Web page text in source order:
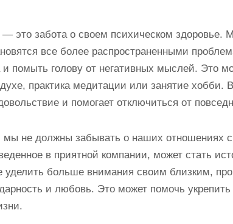
— это забота о своем психическом здоровье.
все более распространенными
помыть голову от негативных мыслей. Это
практика медитации или занятие хобби.
и помогает отключиться от
мы не должны забывать о наших отношениях
в приятной компании, может стать
уделить больше внимания своим близким,
и любовь. Это может помочь